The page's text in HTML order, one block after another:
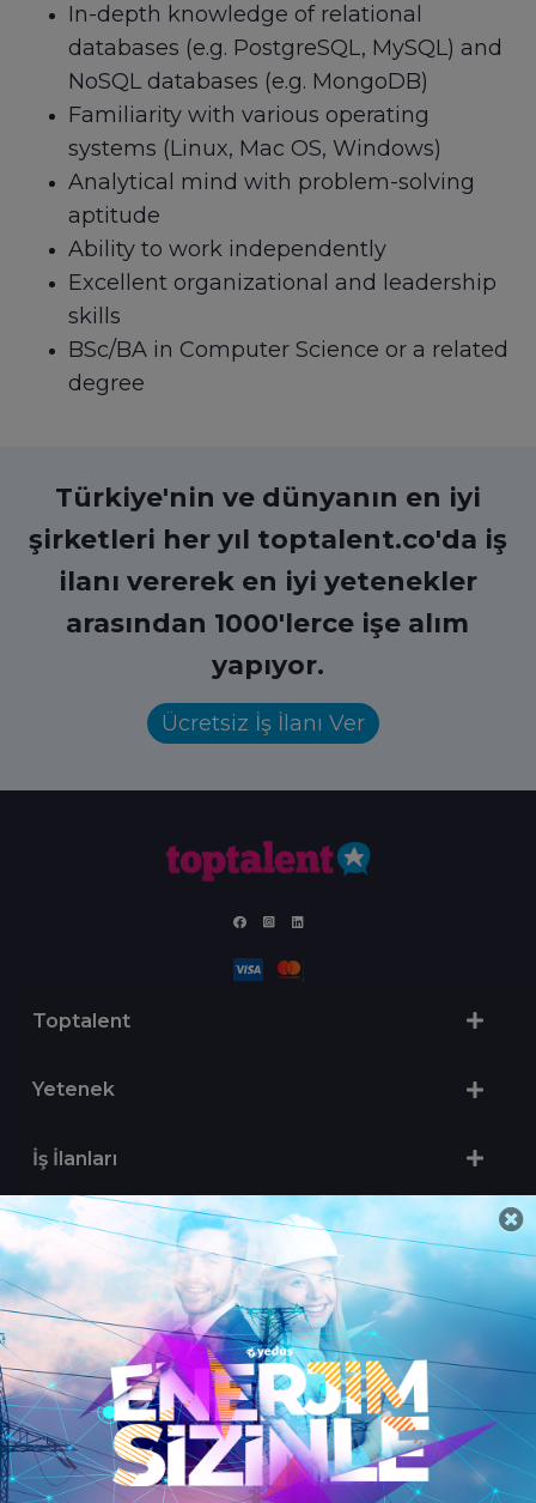
In-depth knowledge of relational
databases (e.g. PostgreSQL, MySQL) and
NoSQL databases (e.g. MongoDB)
Familiarity with various operating
systems (Linux, Mac OS, Windows)
Analytical mind with problem-solving
aptitude
Ability to work independently
Excellent organizational and leadership
skills
BSc/BA in Computer Science or a related
degree
Türkiye'nin ve dünyanın en iyi
şirketleri her yıl toptalent.co'da iş
ilanı vererek en iyi yetenekler
arasından 1000'lerce işe alım
yapıyor.
Ücretsiz İş İlanı Ver
Toptalent
Yetenek
İş İlanları
Sertifika Programları
Yetenek Testleri
İşveren